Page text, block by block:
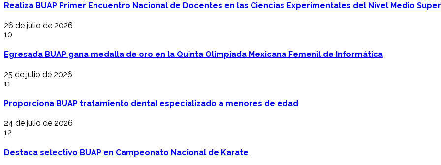
Realiza BUAP Primer Encuentro Nacional de Docentes en las Ciencias Experimentales del Nivel Medio
26 de julio de 2026
10
Egresada BUAP gana medalla de oro en la Quinta Olimpiada Mexicana Femenil de Informática
25 de julio de 2026
11
Proporciona BUAP tratamiento dental especializado a menores de edad
24 de julio de 2026
12
Destaca selectivo BUAP en Campeonato Nacional de Karate